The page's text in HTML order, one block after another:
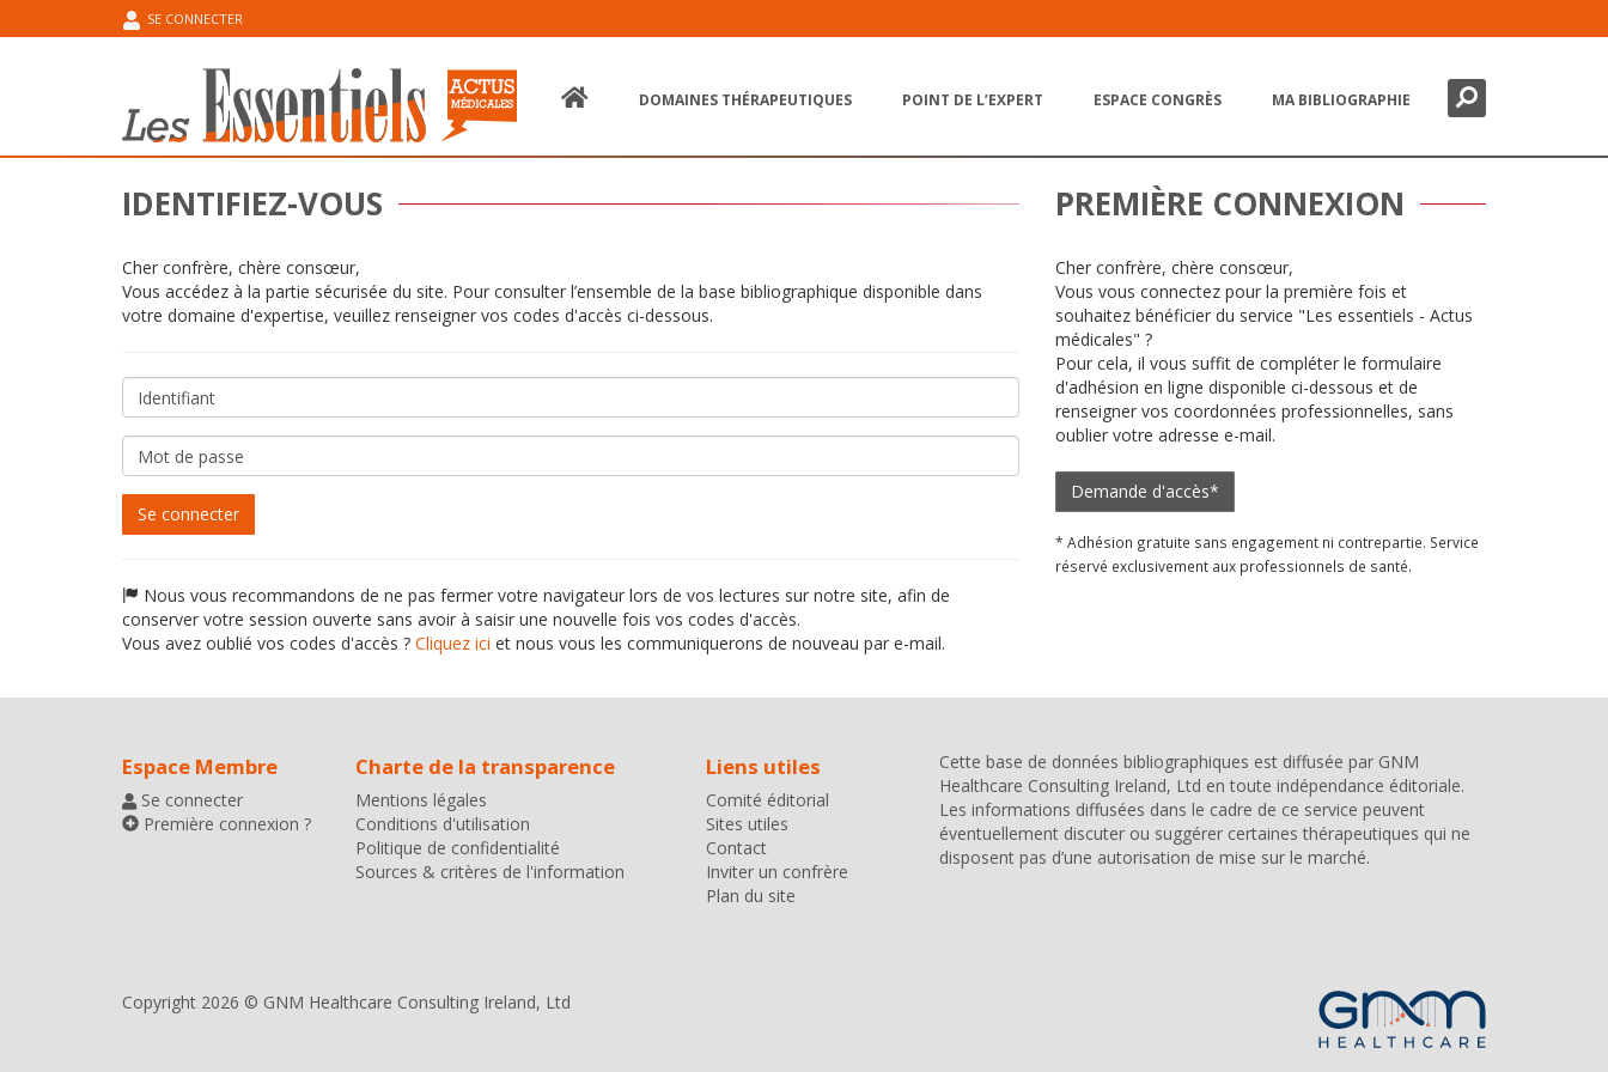
SE CONNECTER
DOMAINES THÉRAPEUTIQUES
POINT DE L’EXPERT ESPACE CONGRÈS MA BIBLIOGRAPHIE
IDENTIFIEZ-VOUS
Cher confrère, chère consœur,
Vous accédez à la partie sécurisée du site. Pour consulter l’ensemble de la base bibliographique disponible dans
votre domaine d'expertise, veuillez renseigner vos codes d'accès ci-dessous.
Identifiant
Mot
de
passe
Se connecter
Nous vous recommandons de ne pas fermer votre navigateur lors de vos lectures sur notre site, afin de
conserver votre session ouverte sans avoir à saisir une nouvelle fois vos codes d'accès.
Vous avez oublié vos codes d'accès ? Cliquez ici et nous vous les communiquerons de nouveau par e-mail.
PREMIÈRE CONNEXION
Cher confrère, chère consœur,
Vous vous connectez pour la première fois et
souhaitez bénéficier du service "Les essentiels - Actus
médicales" ?
Pour cela, il vous suffit de compléter le formulaire
d'adhésion en ligne disponible ci-dessous et de
renseigner vos coordonnées professionnelles, sans
oublier votre adresse e-mail.
Demande d'accès*
* Adhésion gratuite sans engagement ni contrepartie. Service
réservé exclusivement aux professionnels de santé.
Espace Membre
Se connecter
Première connexion ?
Charte de la transparence
Mentions légales
Conditions d'utilisation
Politique de confidentialité
Sources & critères de l'information
Liens utiles
Comité éditorial
Sites utiles
Contact
Inviter un confrère
Plan du site
Cette base de données bibliographiques est diffusée par GNM
Healthcare Consulting Ireland, Ltd en toute indépendance éditoriale.
Les informations diffusées dans le cadre de ce service peuvent
éventuellement discuter ou suggérer certaines thérapeutiques qui ne
disposent pas d’une autorisation de mise sur le marché.
Copyright 2026 © GNM Healthcare Consulting Ireland, Ltd